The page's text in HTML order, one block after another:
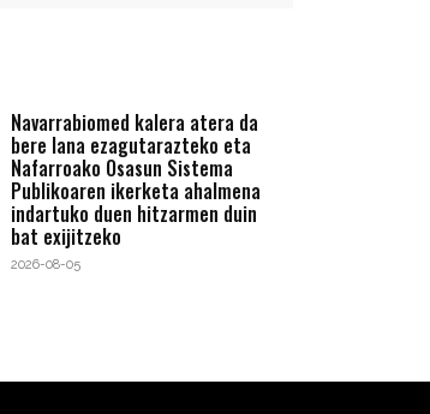
Navarrabiomed kalera atera da
bere lana ezagutarazteko eta
Nafarroako Osasun Sistema
Publikoaren ikerketa ahalmena
indartuko duen hitzarmen duin
bat exijitzeko
2026-08-05